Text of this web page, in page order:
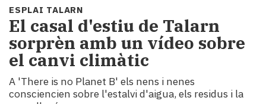
Societat
Política
i
municipis
Economia
i
turisme
ESPLAI TALARN
El casal d'estiu de Talarn
sorprèn amb un vídeo sobre
el canvi climàtic
A 'There is no Planet B' els nens i nenes
consciencien sobre l'estalvi d'aigua, els residus i la